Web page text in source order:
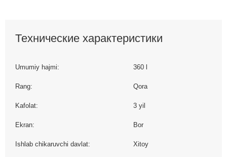
Технические характеристики
Umumiy hajmi: 360 l
Rang: Qora
Kafolat: 3 yil
Ekran: Bor
Ishlab chikaruvchi davlat: Xitoy